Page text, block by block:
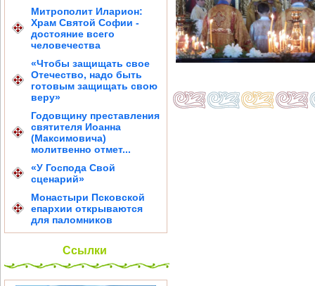
Митрополит Иларион:
Храм Святой Софии -
достояние всего
человечества
«Чтобы защищать свое
Отечество, надо быть
готовым защищать свою
веру»
Годовщину преставления
святителя Иоанна
(Максимовича)
молитвенно отмет...
«У Господа Свой
сценарий»
Монастыри Псковской
епархии открываются
для паломников
Ссылки